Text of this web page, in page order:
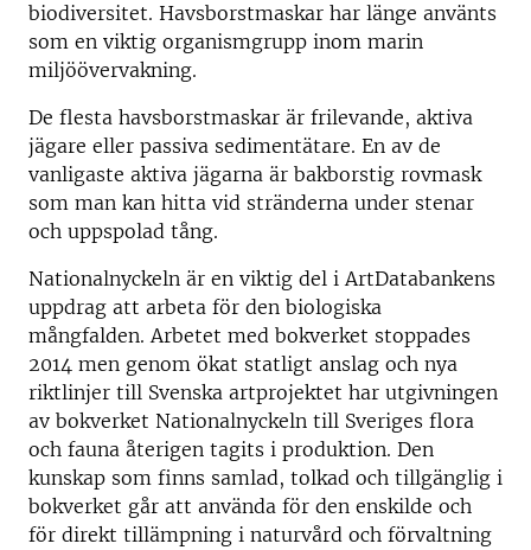
biodiversitet. Havsborstmaskar har länge använts
som en viktig organismgrupp inom marin
miljöövervakning.
De flesta havsborstmaskar är frilevande, aktiva
jägare eller passiva sedimentätare. En av de
vanligaste aktiva jägarna är bakborstig rovmask
som man kan hitta vid stränderna under stenar
och uppspolad tång.
Nationalnyckeln är en viktig del i ArtDatabankens
uppdrag att arbeta för den biologiska
mångfalden. Arbetet med bokverket stoppades
2014 men genom ökat statligt anslag och nya
riktlinjer till Svenska artprojektet har utgivningen
av bokverket Nationalnyckeln till Sveriges flora
och fauna återigen tagits i produktion. Den
kunskap som finns samlad, tolkad och tillgänglig i
bokverket går att använda för den enskilde och
för direkt tillämpning i naturvård och förvaltning